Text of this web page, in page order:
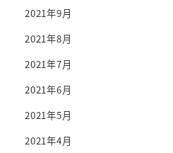
2021年9月
2021年8月
2021年7月
2021年6月
2021年5月
2021年4月